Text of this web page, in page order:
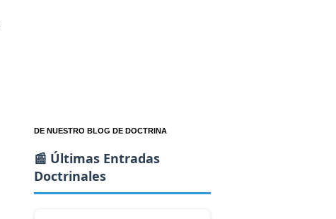
DE NUESTRO BLOG DE DOCTRINA
📰 Últimas Entradas
Doctrinales